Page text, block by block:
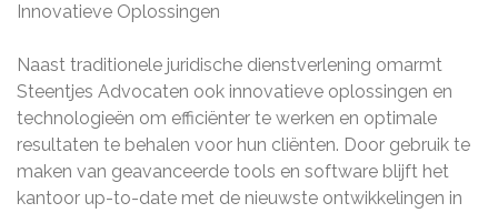
Innovatieve Oplossingen
Naast traditionele juridische dienstverlening omarmt
Steentjes Advocaten ook innovatieve oplossingen en
technologieën om efficiënter te werken en optimale
resultaten te behalen voor hun cliënten. Door gebruik te
maken van geavanceerde tools en software blijft het
kantoor up-to-date met de nieuwste ontwikkelingen in